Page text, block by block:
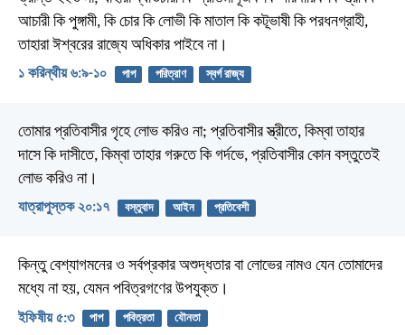
আচারী কি পুঙ্গামী, কি চোর কি লোভী কি মাতাল কি কটূভাষী কি পরধনগ্রাহী,
তাহারা ঈশ্বরের রাজ্যে অধিকার পাইবে না।
১ করিন্থীয় ৬:৯-১০ পাপ পরিত্রাণ স্বর্গ রাজ্য
তোমার প্রতিবাসীর গৃহে লোভ করিও না; প্রতিবাসীর স্ত্রীতে, কিম্বা তাহার
দাসে কি দাসীতে, কিম্বা তাহার গরুতে কি গর্দভে, প্রতিবাসীর কোন বস্তুতেই
লোভ করিও না।
যাত্রাপুস্তক ২০:১৭ বস্তুবাদ আইন প্রতিবেশী
কিন্তু বেশ্যাগমনের ও সর্বপ্রকার অশুদ্ধতার বা লোভের নামও যেন তোমাদের
মধ্যে না হয়, যেমন পবিত্রগণের উপযুক্ত।
ইফিষীয় ৫:৩ পাপ পবিত্রতা যৌনতা